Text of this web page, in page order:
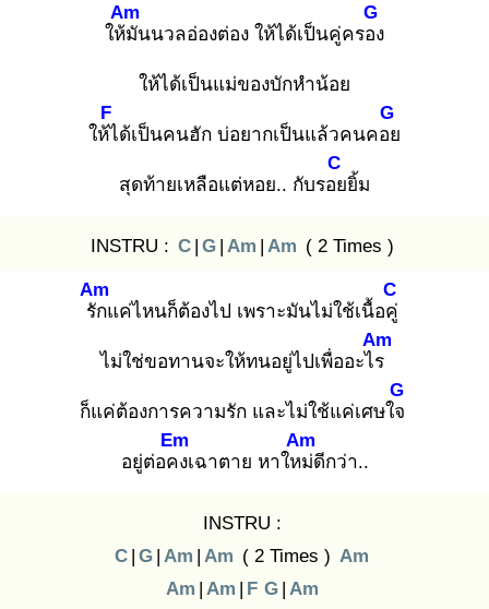
ให้มั
Am
นนวลอ่องต่อง ให้ได้เป็นคู่ครอง
G
ให้ได้เป็นแม่ของบักหำน้อย
ให้ไ
F
ด้เป็นคนฮัก บ่อยากเป็นแล้วคนคอย
G
สุดท้ายเหลือแต่หอย.. กับรอย
C
ยิ้ม
INSTRU : C | G | Am | Am ( 2 Times )
รัก
Am
แค่ไหนก็ต้องไป เพราะมันไม่ใช้เนื้อคู่
C
ไม่ใช่ขอทานจะให้ทนอยู่ไปเพื่ออะไร
Am
ก็แค่ต้องการความรัก และไม่ใช้แค่เศษใจ
G
อยู่ต่อคง
Em
เฉาตาย หาใหม่
Am
ดีกว่า..
INSTRU :
C | G | Am | Am ( 2 Times ) Am
Am | Am | F G | Am